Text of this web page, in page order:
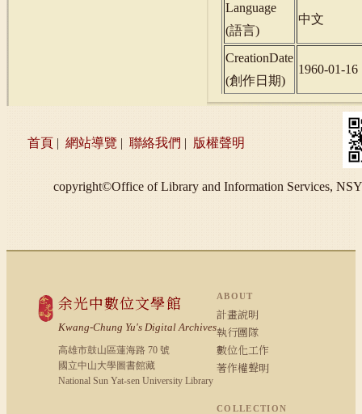
Language
(語言)
中文
CreationDate
(創作日期)
1960-01-16
首頁 | 網站導覽 | 聯絡我們 | 版權聲明
copyright©Office of Library and Information Services,
余光中數位文學館
Kwang-Chung Yu's Digital Archives
高雄市鼓山區蓮海路 70 號
國立中山大學圖書館藏
National Sun Yat-sen University Library
ABOUT
計畫說明
執行團隊
數位化工作
著作權聲明
COLLECTION